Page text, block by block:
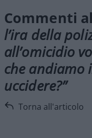
Commenti
l’ira della
all’omicidio
che andiamo
uccidere?”
Torna all'articolo